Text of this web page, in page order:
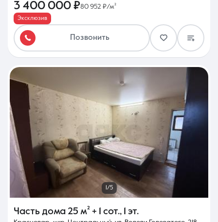
3 400 000 ₽80 952 ₽/м²
Эксклюзив
Позвонить
1/5
Часть дома 25 м² + 1 сот., 1 эт.